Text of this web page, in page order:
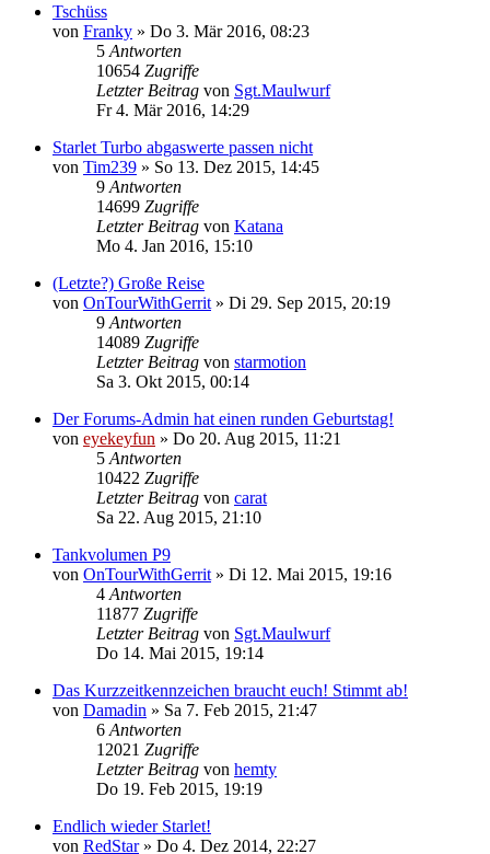
Tschüss
von Franky » Do 3. Mär 2016, 08:23
5 Antworten
10654 Zugriffe
Letzter Beitrag von Sgt.Maulwurf
Fr 4. Mär 2016, 14:29
Starlet Turbo abgaswerte passen nicht
von Tim239 » So 13. Dez 2015, 14:45
9 Antworten
14699 Zugriffe
Letzter Beitrag von Katana
Mo 4. Jan 2016, 15:10
(Letzte?) Große Reise
von OnTourWithGerrit » Di 29. Sep 2015, 20:19
9 Antworten
14089 Zugriffe
Letzter Beitrag von starmotion
Sa 3. Okt 2015, 00:14
Der Forums-Admin hat einen runden Geburtstag!
von eyekeyfun » Do 20. Aug 2015, 11:21
5 Antworten
10422 Zugriffe
Letzter Beitrag von carat
Sa 22. Aug 2015, 21:10
Tankvolumen P9
von OnTourWithGerrit » Di 12. Mai 2015, 19:16
4 Antworten
11877 Zugriffe
Letzter Beitrag von Sgt.Maulwurf
Do 14. Mai 2015, 19:14
Das Kurzzeitkennzeichen braucht euch! Stimmt ab!
von Damadin » Sa 7. Feb 2015, 21:47
6 Antworten
12021 Zugriffe
Letzter Beitrag von hemty
Do 19. Feb 2015, 19:19
Endlich wieder Starlet!
von RedStar» Do 4. Dez 2014, 22:27